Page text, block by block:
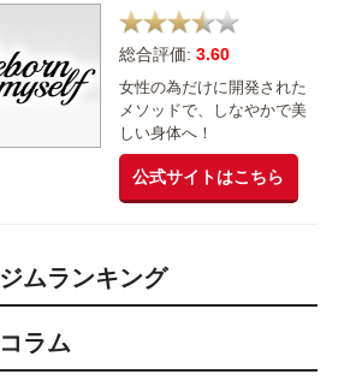
総合評価: 3.60
女性の為だけに開発された
メソッドで、しなやかで美
しい身体へ！
公式サイトはこちら
ジムランキング
コラム